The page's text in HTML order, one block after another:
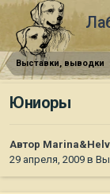
Выставки, выводки
Юниоры
Автор
29 апреля, 2009 в